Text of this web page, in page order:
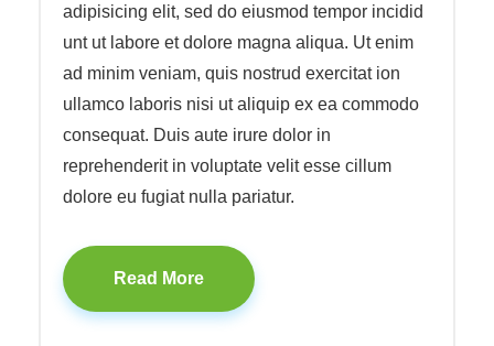
adipisicing elit, sed do eiusmod tempor incidid
unt ut labore et dolore magna aliqua. Ut enim
ad minim veniam, quis nostrud exercitat ion
ullamco laboris nisi ut aliquip ex ea commodo
consequat. Duis aute irure dolor in
reprehenderit in voluptate velit esse cillum
dolore eu fugiat nulla pariatur.
Read More